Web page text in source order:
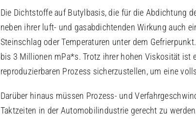
Die Dichtstoffe auf Butylbasis, die für die Abdichtung
neben ihrer luft- und gasabdichtenden Wirkung auch
Steinschlag oder Temperaturen unter dem
bis 3 Millionen mPa*s. Trotz ihrer hohen Viskosität ist
reproduzierbaren Prozess sicherzustellen, um eine
Darüber hinaus müssen Prozess- und
Taktzeiten in der Automobilindustrie gerecht zu